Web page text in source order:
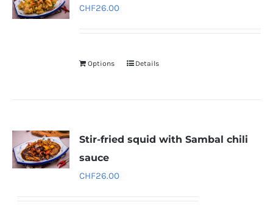
CHF26.00
Options Details
Stir-fried squid with Sambal chili
sauce
CHF26.00